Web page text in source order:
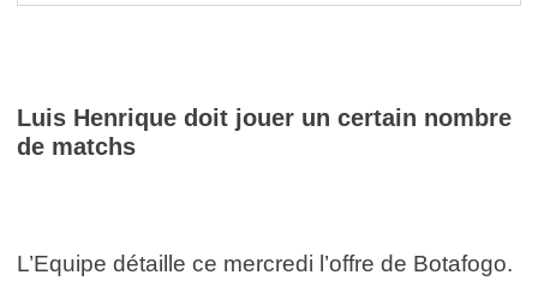
Luis Henrique doit jouer un certain nombre
de matchs
L’Equipe détaille ce mercredi l’offre de Botafogo.